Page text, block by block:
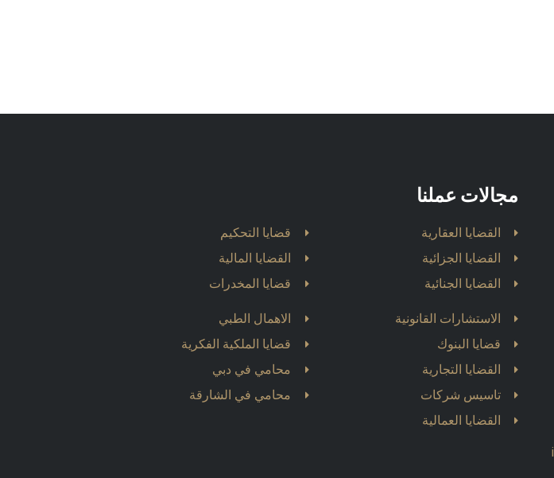
مجالات عملنا
القضايا العقارية
القضايا الجزائية
القضايا الجنائية
الاستشارات القانونية
قضايا البنوك
القضايا التجارية
تاسيس شركات
القضايا العمالية
قضايا التحكيم
القضايا المالية
قضايا المخدرات
الاهمال الطبي
قضايا الملكية الفكرية
محامي في دبي
محامي في الشارقة